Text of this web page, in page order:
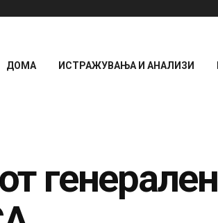
ДОМА ИСТРАЖУВАЊА И АНАЛИЗИ
генерален